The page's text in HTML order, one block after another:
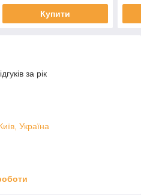
Купити
за рік
Україна